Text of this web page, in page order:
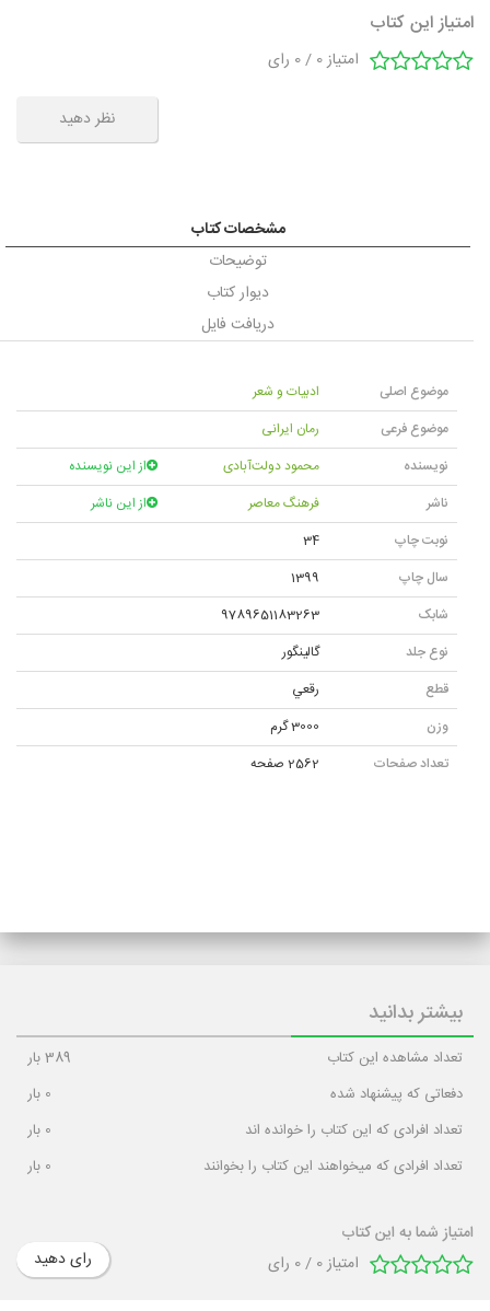
امتیاز این کتاب
امتیاز0
/
0 رای
نظر دهید
مشخصات کتاب
توضیحات
دیوار کتاب
دریافت فایل
موضوع اصلی
ادبیات و شعر
موضوع فرعی
رمان ایرانی
نویسنده
محمود دولت‌آبادی
از این نویسنده
ناشر
فرهنگ معاصر
از این ناشر
نوبت چاپ
34
سال چاپ
1399
شابک
9789651183263
نوع جلد
گالينگور
قطع
رقعي
وزن
3000 گرم
تعداد صفحات
2562 صفحه
بیشتر بدانید
تعداد مشاهده این کتاب 389بار
دفعاتی که پیشنهاد شده
0 بار
تعداد افرادی که این کتاب را خوانده اند
0 بار
تعداد افرادی که میخواهند این کتاب را بخوانند
0 بار
امتیاز شما به این کتاب
امتیاز0
/
0 رای رای دهید